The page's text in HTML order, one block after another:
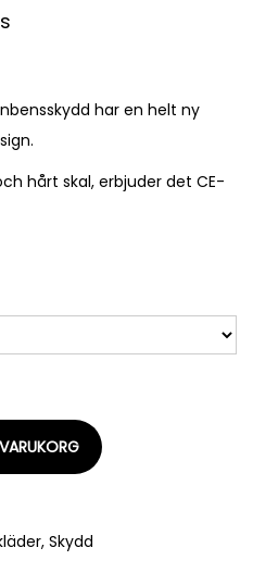
har en helt ny
hårt skal, erbjuder det CE-
, Skydd